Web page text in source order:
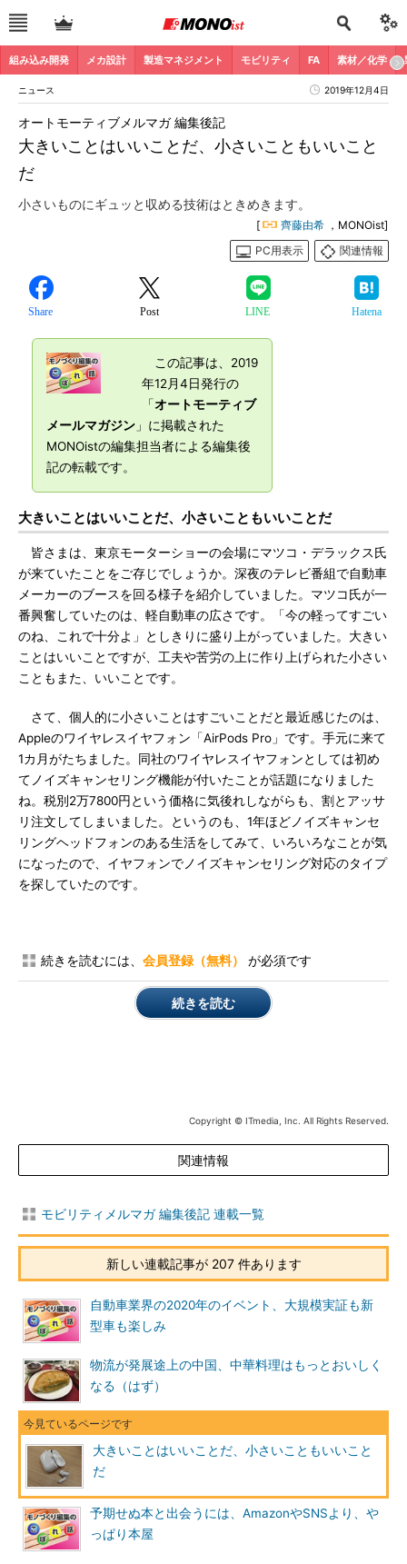
組み込み開発 メカ設計 製造マネジメント モビリティ FA 素材／化学
ニュース 2019年12月4日
大きいことはいいことだ、小さいこともいいこと
だ
オートモーティブメルマガ 編集後記
小さいものにギュッと収める技術はときめきます。
[ 齊藤由希 ，MONOist]
PC用表示
関連情報
Share Post LINE Hatena
この記事は、2019
年12月4日発行の
「オートモーティブ
メールマガジン 」に掲載された
MONOistの編集担当者による編集後
記の転載です。
大きいことはいいことだ、小さいこともいいことだ
皆さまは、東京モーターショーの会場にマツコ・デラックス氏
が来ていたことをご存じでしょうか。深夜のテレビ番組で自動車
メーカーのブースを回る様子を紹介していました。マツコ氏が一
番興奮していたのは、軽自動車の広さです。「今の軽ってすごい
のね、これで十分よ」としきりに盛り上がっていました。大きい
ことはいいことですが、工夫や苦労の上に作り上げられた小さい
こともまた、いいことです。
さて、個人的に小さいことはすごいことだと最近感じたのは、
Appleのワイヤレスイヤフォン「AirPods Pro」です。手元に来て
1カ月がたちました。同社のワイヤレスイヤフォンとしては初め
てノイズキャンセリング機能が付いたことが話題になりました
ね。税別2万7800円という価格に気後れしながらも、割とアッサ
リ注文してしまいました。というのも、1年ほどノイズキャンセ
リングヘッドフォンのある生活をしてみて、いろいろなことが気
になったので、イヤフォンでノイズキャンセリング対応のタイプ
を探していたのです。
続きを読むには、 会員登録（無料） が必須です
続きを読む
Copyright © ITmedia, Inc. All Rights Reserved.
関連情報
モビリティメルマガ 編集後記 連載一覧
新しい連載記事が 207 件あります
自動車業界の2020年のイベント、大規模実証も新
型車も楽しみ
物流が発展途上の中国、中華料理はもっとおいしく
なる（はず）
大きいことはいいことだ、小さいこともいいこと
だ
予期せぬ本と出会うには、AmazonやSNSより、や
っぱり本屋